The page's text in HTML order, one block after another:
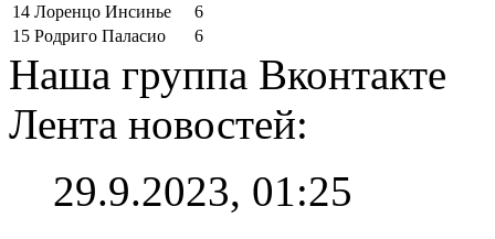
14 Лоренцо Инсинье
6
15 Родриго Паласио 6
Наша группа Вконтакте
Лента новостей:
29.9.2023, 01:25